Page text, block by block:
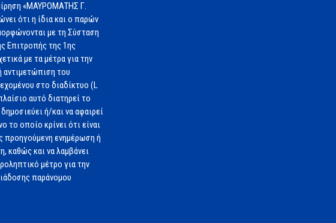
«ΜΑΥΡΟΜΑΤΗΣ Γ.
ότι η ίδια και ο παρών
με τη Σύσταση
Επιτροπής της 1ης
με τα μέτρα για την
αντιμετώπιση του
στο διαδίκτυο (L
αυτό διατηρεί το
ή/και να αφαιρεί
το οποίο κρίνει ότι είναι
προηγούμενη ενημέρωση ή
καθώς και να λαμβάνει
μέτρο για την
παράνομου